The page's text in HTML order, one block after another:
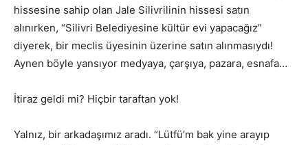
hissesine sahip olan Jale Silivrilinin hissesi satın
alınırken, “Silivri Belediyesine kültür evi yapacağız”
diyerek, bir meclis üyesinin üzerine satın alınmasıydı!
Aynen böyle yansıyor medyaya, çarşıya, pazara, esnafa…
İtiraz geldi mi? Hiçbir taraftan yok!
Yalnız, bir arkadaşımız aradı. “Lütfü’m bak yine arayıp